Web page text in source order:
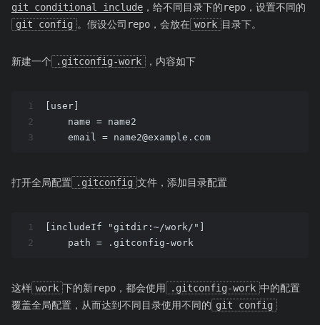
git conditional include ，给不同目录下的repo，设置不同的
git config 。假设公司repo，会放在 work 目录下。
新建一个 .gitconfig-work ，内容如下
1
2
3
[user]
    name = name2
    email =
name2@example.com
打开全局配置 .gitconfig 文件，添加目录配置
1
2
[includeIf "gitdir:~/work/"]
    path = .gitconfig-work
这样 work 下的新repo，都会使用 .gitconfig-work 中的配置
覆盖全局配置，从而达到不同目录使用不同的 git config